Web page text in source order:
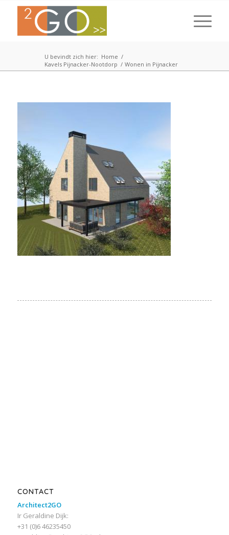
U bevindt zich hier: Home /
Kavels Pijnacker-Nootdorp / Wonen in Pijnacker
CONTACT
Architect2GO
Ir Geraldine Dijk:
+31 (0)6 46235450